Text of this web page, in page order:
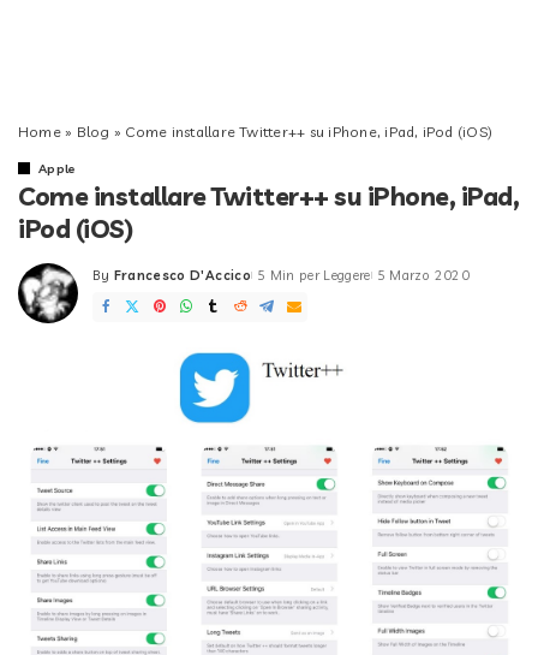
Home» Blog » Come installare Twitter++ su iPhone, iPad, iPod (iOS)
Apple
Come installare Twitter++ su iPhone, iPad,
iPod (iOS)
Posted
by
By Francesco D'Accico 5 Min per Leggere 5 Marzo 2020